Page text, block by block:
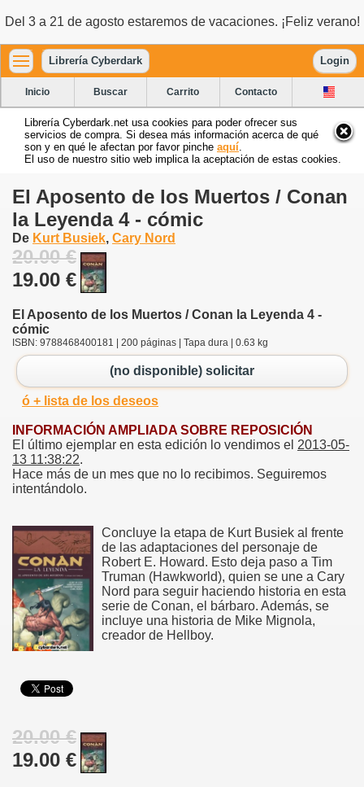
Del 3 a 21 de agosto estaremos de vacaciones. ¡Feliz verano!
Librería Cyberdark Login
Inicio Buscar Carrito Contacto
Librería Cyberdark.net usa cookies para poder ofrecer sus
servicios de compra. Si desea más información acerca de qué
son y en qué le afectan por favor pinche aquí
El uso de nuestro sitio web implica la aceptación de estas cookies.
El Aposento de los Muertos / Conan
la Leyenda 4 - cómic
De Kurt Busiek, Cary Nord
20.00 €
19.00 €
El Aposento de los Muertos / Conan la Leyenda 4 -
cómic
ISBN: 9788468400181 | 200 páginas | Tapa dura | 0.63 kg
(no disponible) solicitar
ó + lista de los deseos
INFORMACIÓN AMPLIADA SOBRE REPOSICIÓN
El último ejemplar en esta edición lo vendimos el 2013-05-
13 11:38:22.
Hace más de un mes que no lo recibimos. Seguiremos
intentándolo.
Concluye la etapa de Kurt Busiek al frente
de las adaptaciones del personaje de
Robert E. Howard. Esto deja paso a Tim
Truman (Hawkworld), quien se une a Cary
Nord para seguir haciendo historia en esta
serie de Conan, el bárbaro. Además, se
incluye una historia de Mike Mignola,
creador de Hellboy.
20.00 €
19.00 €